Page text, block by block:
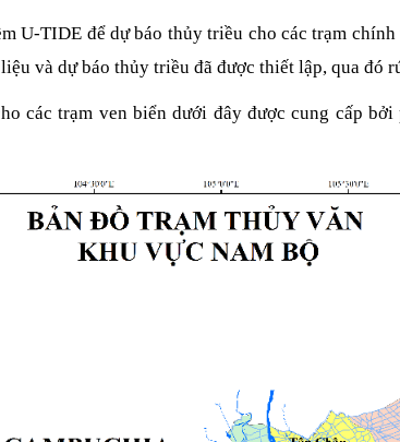
U-TIDE để dự báo thủy triều cho các trạm
và dự báo thủy triều đã được thiết lập, qua đó
các trạm ven biển dưới đây được cung cấp